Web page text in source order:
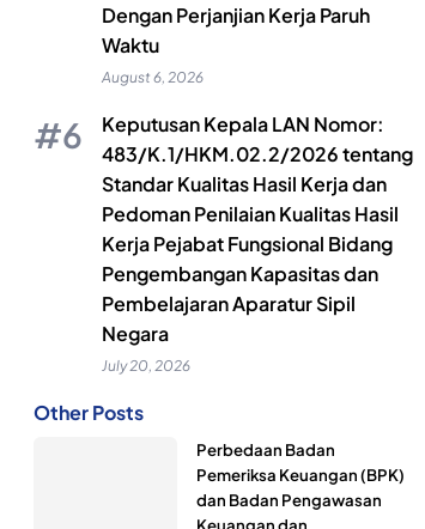
Dengan Perjanjian Kerja Paruh
Waktu
August 6, 2026
Keputusan Kepala LAN Nomor:
483/K.1/HKM.02.2/2026 tentang
Standar Kualitas Hasil Kerja dan
Pedoman Penilaian Kualitas Hasil
Kerja Pejabat Fungsional Bidang
Pengembangan Kapasitas dan
Pembelajaran Aparatur Sipil
Negara
July 20, 2026
Other Posts
Perbedaan Badan
Pemeriksa Keuangan (BPK)
dan Badan Pengawasan